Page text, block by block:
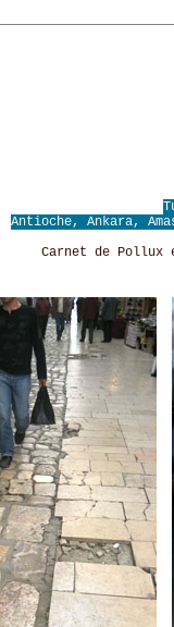
Antioche, Ankara,
Carnet de Pollux